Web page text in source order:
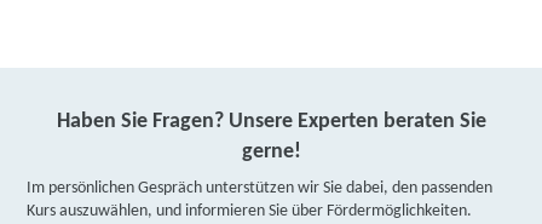
Haben Sie Fragen? Unsere Experten beraten Sie
gerne!
Im persönlichen Gespräch unterstützen wir Sie dabei, den passenden
Kurs auszuwählen, und informieren Sie über Fördermöglichkeiten.